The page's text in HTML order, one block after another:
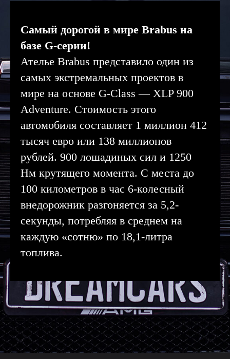
Cамый дорогой в мире Brabus на
базе G-серии!
Ателье Brabus представило один из
самых экстремальных проектов в
мире на основе G-Class — XLP 900
Adventure. Стоимость этого
автомобиля составляет 1 миллион 412
тысяч евро или 138 миллионов
рублей. 900 лошадиных сил и 1250
Нм крутящего момента. С места до
100 километров в час 6-колесный
внедорожник разгоняется за 5,2-
секунды, потребляя в среднем на
каждую «сотню» по 18,1-литра
топлива.